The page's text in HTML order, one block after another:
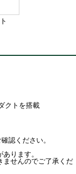
クトを搭載
認ください。
ります。
せんのでご了承くだ